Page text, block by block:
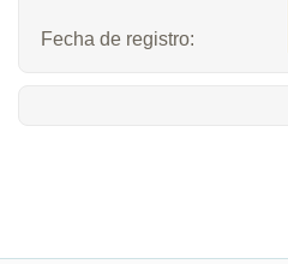
Fecha de registro: